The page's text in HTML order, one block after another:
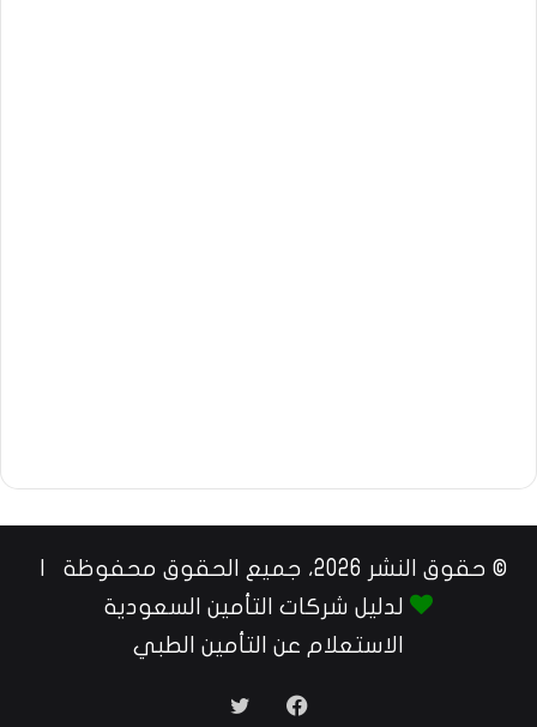
© حقوق النشر 2026، جميع الحقوق محفوظة |
لدليل شركات التأمين السعودية
الاستعلام عن التأمين الطبي
فيسبوك